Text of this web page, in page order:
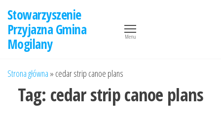
treści
Stowarzyszenie
Przyjazna Gmina
Mogilany
Menu
Strona główna » cedar strip canoe plans
Tag: cedar strip canoe plans